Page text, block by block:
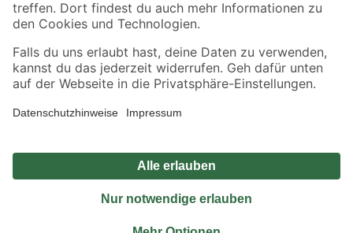
Alle Preisangaben in EUR inkl. gesetzl. MwSt.. Die dargestellten Angebote sind unter
Umständen nicht in allen Märkten verfügbar. Die angegebenen Verfügbarkeiten beziehen
Produkte nur solange der Vorrat reicht.
*Paketversand ab 59 € versandkostenfrei, gilt nicht für Artikel mit Speditionsversand, hier
Privatsphäre Impressum
Nutzungsbedingungen
Widerrufsrecht
Vertrag widerrufen